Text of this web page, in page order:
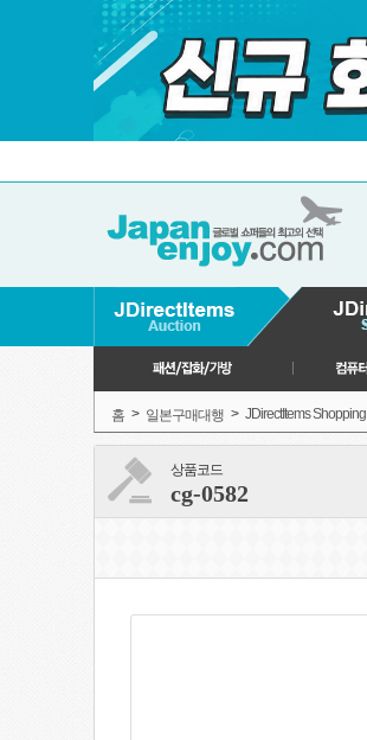
홈 > 일본구매대행 > JDirectItems Shopping
상품코드
cg-0582